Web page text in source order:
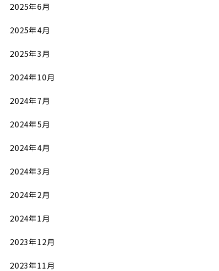
2025年6月
2025年4月
2025年3月
2024年10月
2024年7月
2024年5月
2024年4月
2024年3月
2024年2月
2024年1月
2023年12月
2023年11月